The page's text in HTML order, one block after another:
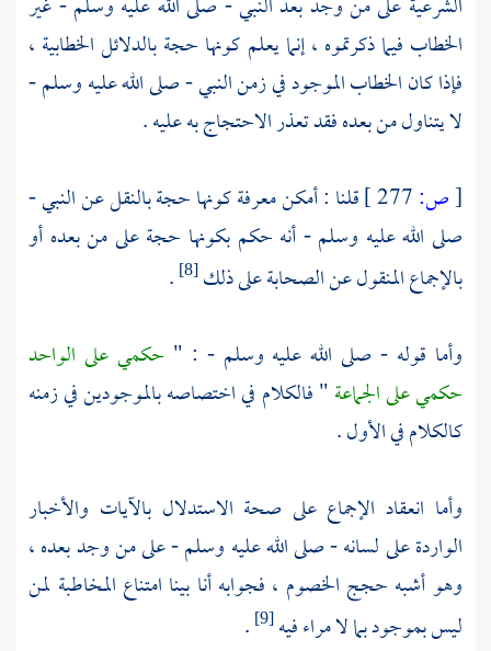
الخطاب فيما ذكرتموه ، إنما يعلم كونها حجة بالدلائل الخطابية ،
فإذا كان الخطاب الموجود في زمن النبي - صلى الله عليه وسلم -
لا يتناول من بعده فقد تعذر الاحتجاج به عليه .
[ص:
قلنا : أمكن معرفة كونها حجة بالنقل عن النبي -
صلى الله عليه وسلم - أنه حكم بكونها حجة على من بعده أو
بالإجماع المنقول عن الصحابة على ذلك[8]
.
وأما قوله - صلى الله عليه وسلم - : " حكمي على الواحد
حكمي على الجماعة" فالكلام في اختصاصه بالموجودين في زمنه
كالكلام في الأول .
وأما انعقاد الإجماع على صحة الاستدلال بالآيات والأخبار
الواردة على لسانه - صلى الله عليه وسلم - على من وجد بعده ،
وهو أشبه حجج الخصوم ، فجوابه أنا بينا امتناع المخاطبة لمن
ليس بموجود بما لا مراء فيه[9]
.